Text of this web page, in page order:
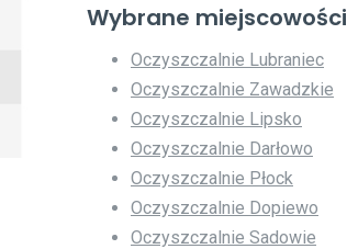
Wybrane miejscowości
Oczyszczalnie Lubraniec
Oczyszczalnie Zawadzkie
Oczyszczalnie Lipsko
Oczyszczalnie Darłowo
Oczyszczalnie Płock
Oczyszczalnie Dopiewo
Oczyszczalnie Sadowie